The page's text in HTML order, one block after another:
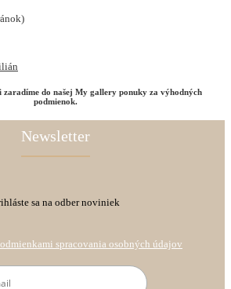
zaradíme do našej My gallery ponuky za výhodných
podmienok.
Newsletter
sa na odber noviniek
spracovania osobných údajov